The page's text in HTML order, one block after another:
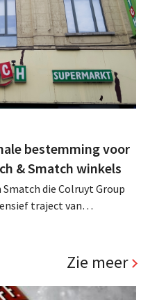
bestemming voor
& Smatch winkels
die Colruyt Group
traject van
Zie meer